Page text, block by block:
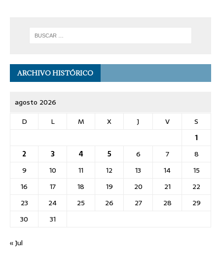
ARCHIVO HISTÓRICO
agosto 2026
D
L M X J V
S
1
2
3 4 5 6 7
8
9
10 11 12 13 14
15
16
17 18 19 20 21
22
23
24 25 26 27 28
29
30
31
« Jul